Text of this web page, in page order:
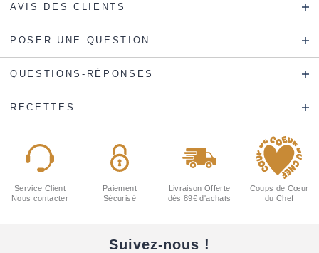
AVIS DES CLIENTS
POSER UNE QUESTION
QUESTIONS-RÉPONSES
RECETTES
Service Client
Nous contacter
Paiement
Sécurisé
Livraison Offerte
dès 89€ d'achats
Coups de Cœur
du Chef
Suivez-nous !